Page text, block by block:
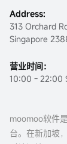
Address:
313 Orchard
Singapore
营业时间：
10:00 - 22:00
moomoo软件
台。在新加坡